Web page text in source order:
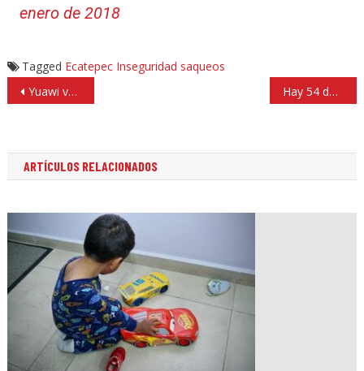
enero de 2018
Tagged Ecatepec Inseguridad saqueos
Navegación
de
Yuawi va por segundo video de ‘Movimiento naranja’; ya es famoso hasta en el ‘antro’ Hay 54 detenidos por saqueos a tienda departamental de Zumpango
ARTÍCULOS RELACIONADOS